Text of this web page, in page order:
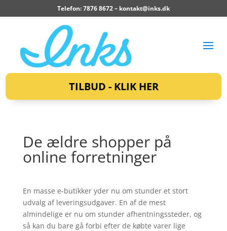
Telefon: 7876 8672 – kontakt@inks.dk
TILBUD - KLIK HER
De ældre shopper på
online forretninger
En masse e-butikker yder nu om stunder et stort
udvalg af leveringsudgaver. En af de mest
almindelige er nu om stunder afhentningssteder, og
så kan du bare gå forbi efter de købte varer lige